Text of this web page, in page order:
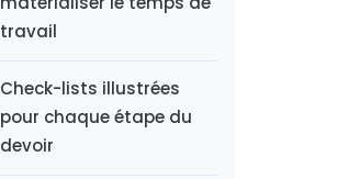
travail
Check-lists illustrées
pour chaque étape du
devoir